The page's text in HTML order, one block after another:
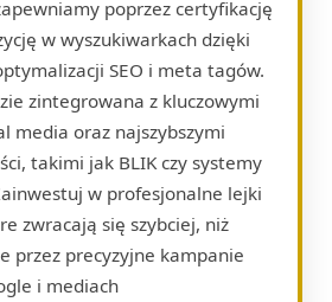
poprzez certyfikację
w wyszukiwarkach dzięki
SEO i meta tagów.
zintegrowana z kluczowymi
media oraz najszybszymi
takimi jak BLIK czy systemy
w profesjonalne lejki
zwracają się szybciej, niż
przez precyzyjne kampanie
i mediach